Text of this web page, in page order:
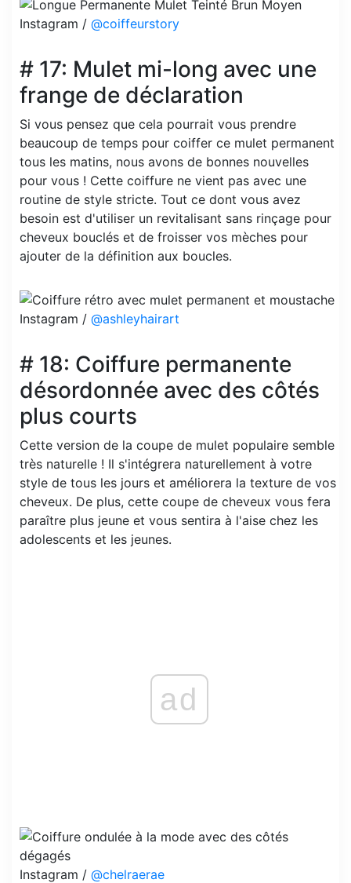
Instagram / @coiffeurstory
# 17: Mulet mi-long avec une
frange de déclaration
Si vous pensez que cela pourrait vous prendre
beaucoup de temps pour coiffer ce mulet permanent
tous les matins, nous avons de bonnes nouvelles
pour vous ! Cette coiffure ne vient pas avec une
routine de style stricte. Tout ce dont vous avez
besoin est d'utiliser un revitalisant sans rinçage pour
cheveux bouclés et de froisser vos mèches pour
ajouter de la définition aux boucles.
Instagram / @ashleyhairart
# 18: Coiffure permanente
désordonnée avec des côtés
plus courts
Cette version de la coupe de mulet populaire semble
très naturelle ! Il s'intégrera naturellement à votre
style de tous les jours et améliorera la texture de vos
cheveux. De plus, cette coupe de cheveux vous fera
paraître plus jeune et vous sentira à l'aise chez les
adolescents et les jeunes.
ad
Instagram / @chelraerae